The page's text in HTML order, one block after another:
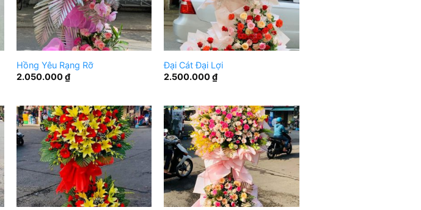
Hồng Yêu Rạng Rỡ
2.050.000₫
Đại Cát Đại Lợi
2.500.000₫